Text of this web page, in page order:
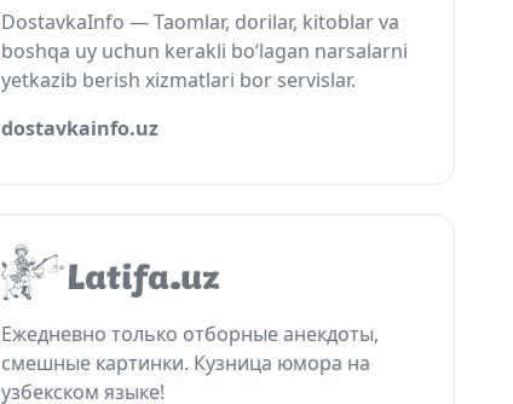
DostavkaInfo — Taomlar, dorilar, kitoblar va
boshqa uy uchun kerakli bo‘lagan narsalarni
yetkazib berish xizmatlari bor servislar.
dostavkainfo.uz
Ежедневно только отборные анекдоты,
смешные картинки. Кузница юмора на
узбекском языке!